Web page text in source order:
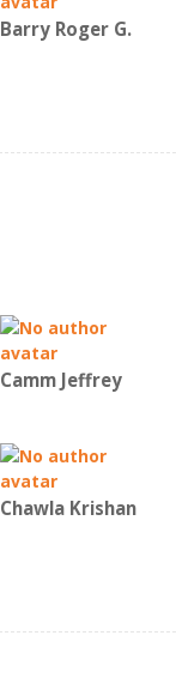
Barry Roger G.
Camm Jeffrey
Chawla Krishan